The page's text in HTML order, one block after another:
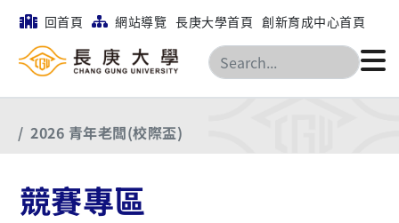
回首頁 網站導覽 長庚大學首頁 創新育成中心首頁
搜尋
2026 青年老闆(校際盃)
競賽專區